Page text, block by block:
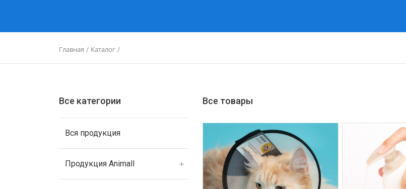
Главная / Каталог /
Все категории
Вся продукция
Продукция Animall
Все товары